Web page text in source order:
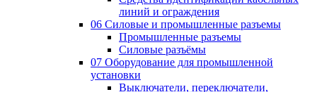
линий и ограждения
06 Силовые и промышленные разъемы
Промышленные разъемы
Силовые разъёмы
07 Оборудование для промышленной
установки
Выключатели, переключатели,